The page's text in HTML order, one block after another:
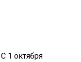
1 октября